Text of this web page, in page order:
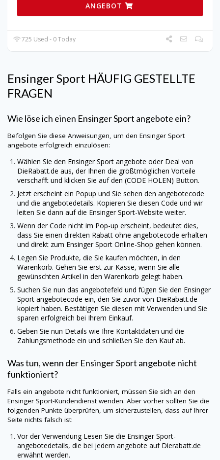
ANGEBOT
725 Used - 0 Today
Ensinger Sport HÄUFIG GESTELLTE
FRAGEN
Wie löse ich einen Ensinger Sport angebote ein?
Befolgen Sie diese Anweisungen, um den Ensinger Sport
angebote erfolgreich einzulösen:
Wählen Sie den Ensinger Sport angebote oder Deal von
DieRabatt.de aus, der Ihnen die größtmöglichen Vorteile
verschafft und klicken Sie auf den (CODE HOLEN) Button.
Jetzt erscheint ein Popup und Sie sehen den angebotecode
und die angebotedetails. Kopieren Sie diesen Code und wir
leiten Sie dann auf die Ensinger Sport-Website weiter.
Wenn der Code nicht im Pop-up erscheint, bedeutet dies,
dass Sie einen direkten Rabatt ohne angebotecode erhalten
und direkt zum Ensinger Sport Online-Shop gehen können.
Legen Sie Produkte, die Sie kaufen möchten, in den
Warenkorb. Gehen Sie erst zur Kasse, wenn Sie alle
gewünschten Artikel in den Warenkorb gelegt haben.
Suchen Sie nun das angebotefeld und fügen Sie den Ensinger
Sport angebotecode ein, den Sie zuvor von DieRabatt.de
kopiert haben. Bestätigen Sie diesen mit Verwenden und Sie
sparen erfolgreich bei Ihrem Einkauf.
Geben Sie nun Details wie Ihre Kontaktdaten und die
Zahlungsmethode ein und schließen Sie den Kauf ab.
Was tun, wenn der Ensinger Sport angebote nicht
funktioniert?
Falls ein angebote nicht funktioniert, müssen Sie sich an den
Ensinger Sport-Kundendienst wenden. Aber vorher sollten Sie die
folgenden Punkte überprüfen, um sicherzustellen, dass auf Ihrer
Seite nichts falsch ist:
Vor der Verwendung Lesen Sie die Ensinger Sport-
angebotedetails, die bei jedem angebote auf Dierabatt.de
erwähnt werden.